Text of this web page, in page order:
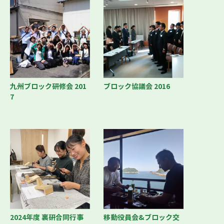
九州ブロック研修会 201
7
ブロック協議会 2016
2024年度 裏研合同行事
移動役員会&ブロック交